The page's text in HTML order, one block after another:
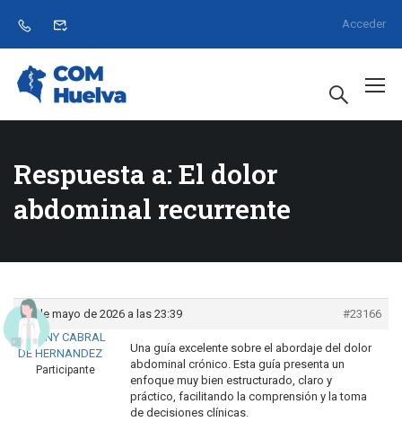
Acceder
Respuesta a: El dolor
abdominal recurrente
26 de mayo de 2026 a las 23:39
#23166
ELIANNY CABRAL
DE HERNANDEZ
Participante
Una guía excelente sobre el abordaje del dolor
abdominal crónico. Esta guía presenta un
enfoque muy bien estructurado, claro y
práctico, facilitando la comprensión y la toma
de decisiones clínicas.